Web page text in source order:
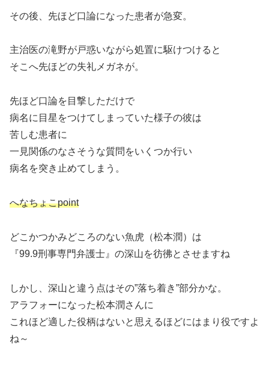
その後、先ほど口論になった患者が急変。
主治医の滝野が戸惑いながら処置に駆けつけると
そこへ先ほどの失礼メガネが。
先ほど口論を目撃しただけで
病名に目星をつけてしまっていた様子の彼は
苦しむ患者に
一見関係のなさそうな質問をいくつか行い
病名を突き止めてしまう。
へなちょこpoint
どこかつかみどころのない魚虎（松本潤）は
『99.9刑事専門弁護士』の深山を彷彿とさせますね
しかし、深山と違う点はその”落ち着き”部分かな。
アラフォーになった松本潤さんに
これほど適した役柄はないと思えるほどにはまり役ですよ
ね～